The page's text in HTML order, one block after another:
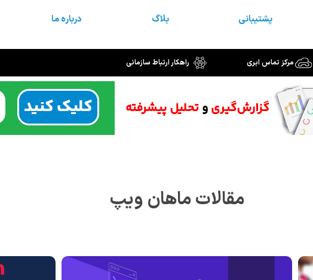
پشتیبانی بلاگ درباره ما
مرکز تماس ابری راهکار ارتباط سازمانی
مقالات ماهان ویپ
برگه برگه